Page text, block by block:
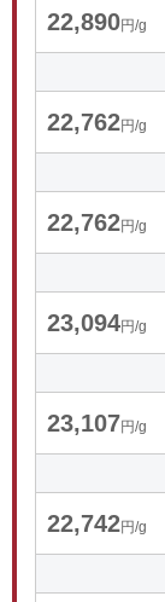
22,890円/g
22,762円/g
22,762円/g
23,094円/g
23,107円/g
22,742円/g